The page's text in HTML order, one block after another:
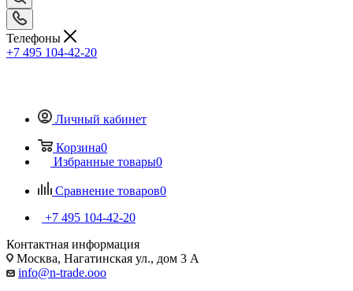
Телефоны
+7 495 104-42-20
Личный кабинет
Корзина0
Избранные товары0
Сравнение товаров0
+7 495 104-42-20
Контактная информация
Москва, Нагатинская ул., дом 3 А
info@n-trade.ooo